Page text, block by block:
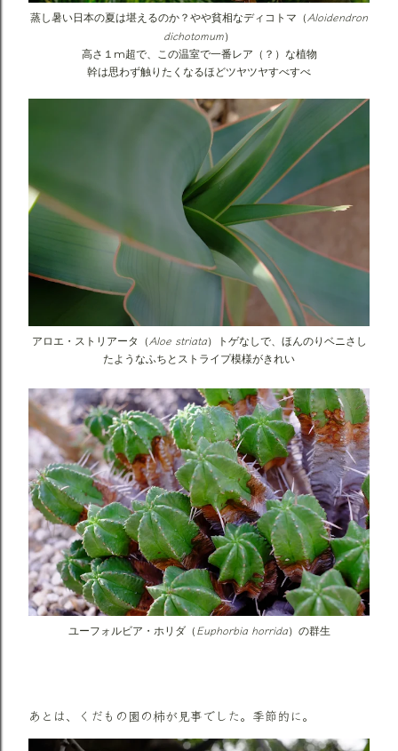
蒸し暑い日本の夏は堪えるのか？やや貧相なディコトマ（ Aloidendron
dichotomum）
高さ１m超で、この温室で一番レア（？）な植物
幹は思わず触りたくなるほどツヤツヤすべすべ
アロエ・ストリアータ（ Aloe striata）トゲなしで、ほんのりベニさし
たようなふちとストライプ模様がきれい
ユーフォルビア・ホリダ（ Euphorbia horrida）の群生
あとは、くだもの園の柿が見事でした。季節的に。